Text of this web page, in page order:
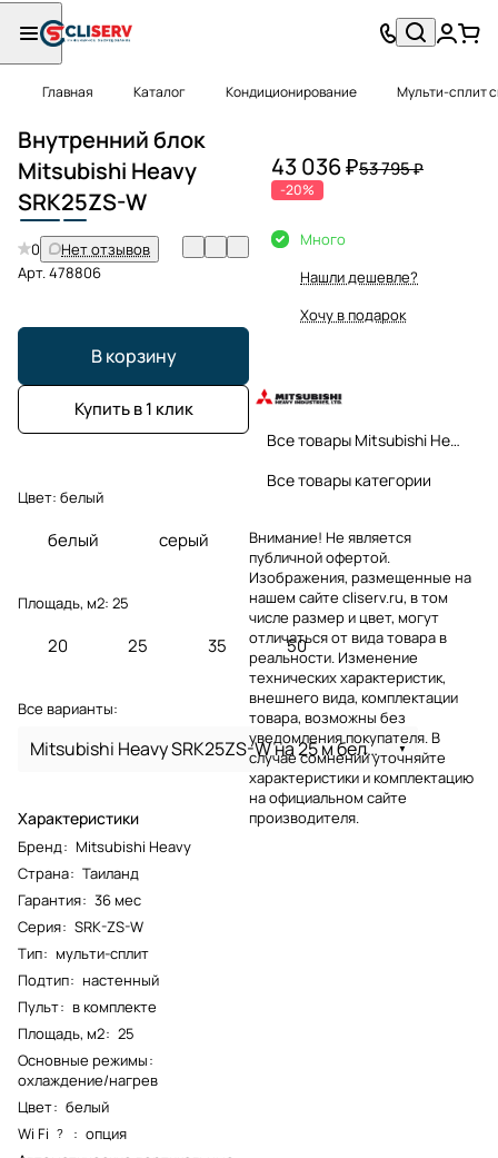
Главная Каталог Кондиционирование Мульти-сплит
Внутренний блок
Mitsubishi Heavy
SRK25ZS-W
0
Нет отзывов
Арт.478806
В корзину
Купить в 1 клик
Цвет: белый
белый серый
Площадь, м2: 25
20 25 35 50
Все варианты:
Mitsubishi Heavy SRK25ZS-W на 25 м белый
Характеристики
Бренд: Mitsubishi Heavy
Страна: Таиланд
Гарантия: 36 мес
Серия: SRK-ZS-W
Тип: мульти-сплит
Подтип: настенный
Пульт: в комплекте
Площадь, м2: 25
Основные режимы:
охлаждение/нагрев
Цвет: белый
Wi Fi ? : опция
43 036 ₽53 795 ₽
-20%
Много
Нашли дешевле?
Хочу в подарок
Все товары Mitsubishi Heavy
Все товары категории
Внимание! Не является
публичной офертой.
Изображения, размещенные на
нашем сайте cliserv.ru, в том
числе размер и цвет, могут
отличаться от вида товара в
реальности. Изменение
технических характеристик,
внешнего вида, комплектации
товара, возможны без
уведомления покупателя. В
случае сомнений уточняйте
характеристики и комплектацию
на официальном сайте
производителя.